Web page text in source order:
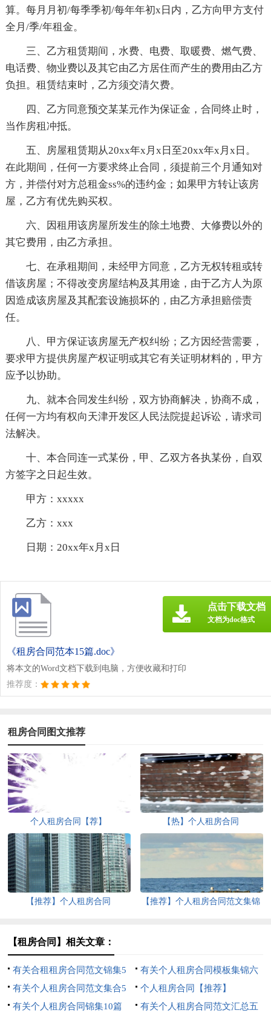
算。每月月初/每季季初/每年年初x日内，乙方向甲方支付
全月/季/年租金。
三、乙方租赁期间，水费、电费、取暖费、燃气费、
电话费、物业费以及其它由乙方居住而产生的费用由乙方
负担。租赁结束时，乙方须交清欠费。
四、乙方同意预交某某元作为保证金，合同终止时，
当作房租冲抵。
五、房屋租赁期从20xx年x月x日至20xx年x月x日。
在此期间，任何一方要求终止合同，须提前三个月通知对
方，并偿付对方总租金ss%的违约金；如果甲方转让该房
屋，乙方有优先购买权。
六、因租用该房屋所发生的除土地费、大修费以外的
其它费用，由乙方承担。
七、在承租期间，未经甲方同意，乙方无权转租或转
借该房屋；不得改变房屋结构及其用途，由于乙方人为原
因造成该房屋及其配套设施损坏的，由乙方承担赔偿责
任。
八、甲方保证该房屋无产权纠纷；乙方因经营需要，
要求甲方提供房屋产权证明或其它有关证明材料的，甲方
应予以协助。
九、就本合同发生纠纷，双方协商解决，协商不成，
任何一方均有权向天津开发区人民法院提起诉讼，请求司
法解决。
十、本合同连一式某份，甲、乙双方各执某份，自双
方签字之日起生效。
甲方：xxxxx
乙方：xxx
日期：20xx年x月x日
《租房合同范本15篇.doc》
将本文的Word文档下载到电脑，方便收藏和打印
推荐度：
点击下载文档
文档为doc格式
租房合同图文推荐
个人租房合同【荐】 【热】个人租房合同
【推荐】个人租房合同
【推荐】个人租房合同范文集锦
【租房合同】相关文章：
有关合租租房合同范文锦集5
篇
有关个人租房合同模板集锦六
篇
有关个人租房合同范文集合5
篇
个人租房合同【推荐】
有关个人租房合同锦集10篇
有关个人租房合同范文汇总五